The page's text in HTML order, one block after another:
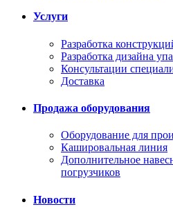
Услуги
Разработка
Разработка дизайна
Консультации
Доставка
Продажа оборудования
Оборудование для
Кашировальная линия
Дополнительное
погрузчиков
Новости